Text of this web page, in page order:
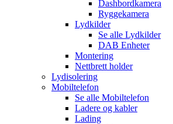
Dashbordkamera
Ryggekamera
Lydkilder
Se alle Lydkilder
DAB Enheter
Montering
Nettbrett holder
Lydisolering
Mobiltelefon
Se alle Mobiltelefon
Ladere og kabler
Lading